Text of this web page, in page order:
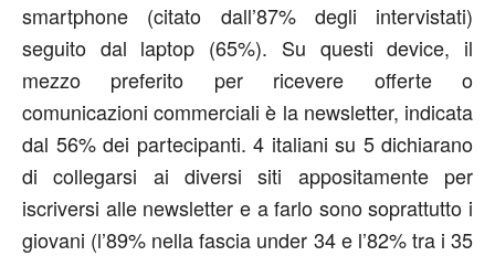
smartphone (citato dall’87% degli intervistati)
seguito dal laptop (65%). Su questi device, il
mezzo preferito per ricevere offerte o
comunicazioni commerciali è la newsletter, indicata
dal 56% dei partecipanti. 4 italiani su 5 dichiarano
di collegarsi ai diversi siti appositamente per
iscriversi alle newsletter e a farlo sono soprattutto i
giovani (l’89% nella fascia under 34 e l’82% tra i 35